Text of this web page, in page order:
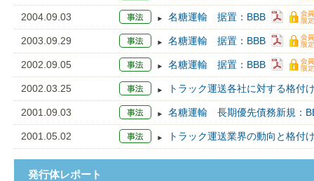
2004.09.03 名糖運輸 据置：BBB
2003.09.29 名糖運輸 据置：BBB
2002.09.05 名糖運輸 据置：BBB
2002.03.25 トラック運送各社に対する格付
2001.09.03 名糖運輸 長期優先債務新規：
2001.05.02 トラック運送業界の動向と格付
発行体レポート